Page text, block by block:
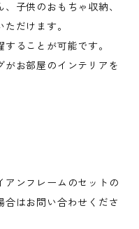
子供のおもちゃ収納、
だけます。
ることが可能です。
がお部屋のインテリアを
ンフレームのセットの
合はお問い合わせくださ